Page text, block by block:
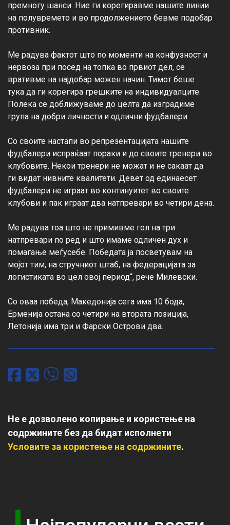
премногу шанси. Ние ги корегиравме нашите линии
на полувремето и во продолжението бевме подобар
противник.
Ме радува фактот што по моменти на конфузност и
нервоза при посед на топка во првиот дел, се
вративме на најдобар можен начин. Тимот беше
тука да ги корегира грешките на индивидуалците.
Полека се доближуваме до целта да изградиме
група на добри личности и одлични фудбалери.
Со своите настапи во репрезентацијата нашите
фудбалери испраќаат пораки и до своите тренери во
клубовите. Некои тренери не можат и не сакаат да
ги видат нивните квалитети. Девет од единаесет
фудбалери не играат во континуитет во своите
клубови и пак играат два натпревари во четири дена.
Ме радува тоа што не примивме гол на три
натпревари по ред и што имаме одличен дух и
помагање меѓусебе. Победата ја посветувам на
мојот тим, на стручниот штаб, на федерацијата за
логистиката во цел овој период“, рече Милевски.
Со оваа победа, Македонија сега има 10 бода,
Ерменија остана со четири на втората позиција,
Летонија има три и Фарски Острови два.
Не е дозволено копирање и користење на
содржините без да бидат исполнети
Условите за користење на содржините.